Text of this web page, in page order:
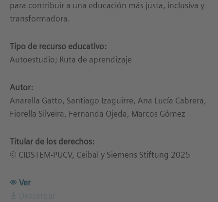
para contribuir a una educación más justa, inclusiva y
transformadora.
Tipo de recurso educativo:
Autoestudio; Ruta de aprendizaje
Autor:
Anarella Gatto, Santiago Izaguirre, Ana Lucía Cabrera,
Fiorella Silveira, Fernanda Ojeda, Marcos Gómez
Titular de los derechos:
© CIDSTEM-PUCV, Ceibal y Siemens Stiftung 2025
Ver